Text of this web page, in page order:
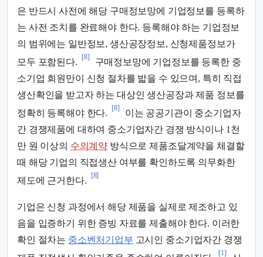
은 반드시 사전에 해당 구매정보망에 기업정보를 등록하
는 사전 조치를 완료해야 한다. 등록해야 하는 기업정보
의 범위에는 일반정보, 생산공장정보, 신청제품정보가
모두 포함된다.
[8]
구매정보망에 기업정보를 등록한 중
소기업 회원만이 신청 절차를 밟을 수 있으며, 특히 직접
생산확인을 받고자 하는 대상인 생산공장과 제품 정보를
정확히 등록해야 한다.
[8]
이는 공공기관이 중소기업자
간 경쟁제품에 대하여 중소기업자간 경쟁 방식이나 1천
만 원 이상의 수의계약 방식으로 제품조달계약을 체결할
때 해당 기업의 직접생산 여부를 확인하도록 의무화한
제도에 근거한다.
[8]
기업은 신청 과정에서 해당 제품을 실제로 제조하고 있
음을 입증하기 위한 증빙 자료를 제출해야 한다. 이러한
확인 절차는 중소벤처기업부 고시인 중소기업자간 경쟁
[1]